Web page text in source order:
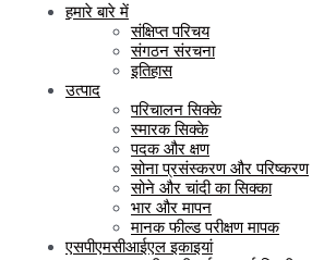
हमारे बारे में
संक्षिप्त परिचय
संगठन संरचना
इतिहास
उत्पाद
परिचालन सिक्के
स्मारक सिक्के
पदक और क्षण
सोना प्रसंस्करण और परिष्करण
सोने और चांदी का सिक्का
भार और मापन
मानक फील्ड परीक्षण मापक
एसपीएमसीआईएल इकाइयां